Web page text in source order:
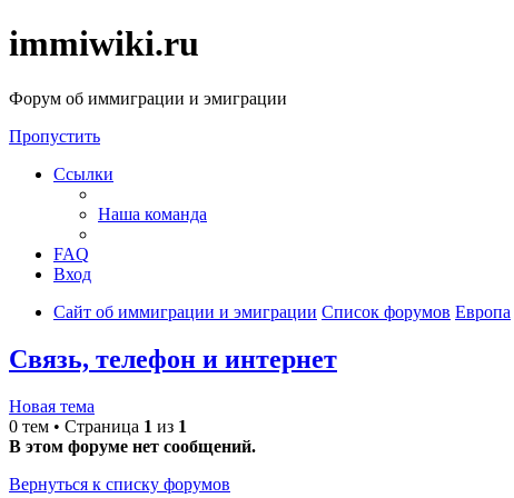
immiwiki.ru
Форум об иммиграции и эмиграции
Пропустить
Ссылки
Наша команда
FAQ
Вход
Сайт об иммиграции и эмиграции Список форумов Европа
Связь, телефон и интернет
Новая тема
0 тем • Страница 1 из 1
В этом форуме нет сообщений.
Вернуться к списку форумов